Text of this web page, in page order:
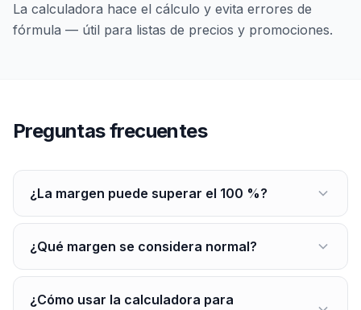
La calculadora hace el cálculo y evita errores de
fórmula — útil para listas de precios y promociones.
Preguntas frecuentes
¿La margen puede superar el 100 %?
¿Qué margen se considera normal?
¿Cómo usar la calculadora para